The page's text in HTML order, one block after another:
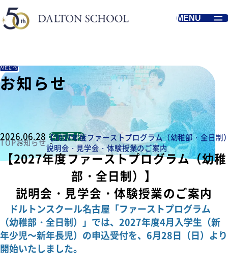
MENU
NEWS
お知らせ
お知らせ
お知らせ
TOPお知らせ 【2027年度ファーストプログラム（幼稚部・全日制
説明会・見学会・体験授業のご案内
2026.06.28 名古屋校
【2027年度ファーストプログラム（幼稚
部・全日制）】
説明会・見学会・体験授業のご案内
ドルトンスクール名古屋「ファーストプログラム
（幼稚部・全日制）」では、2027年度4月入学生（新
年少児～新年長児）の申込受付を、6月28日（日）より
開始いたしました。